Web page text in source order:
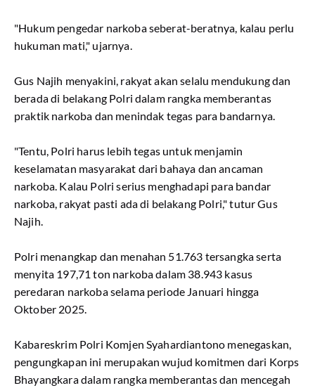
"Hukum pengedar narkoba seberat-beratnya, kalau perlu
hukuman mati," ujarnya.
Gus Najih menyakini, rakyat akan selalu mendukung dan
berada di belakang Polri dalam rangka memberantas
praktik narkoba dan menindak tegas para bandarnya.
"Tentu, Polri harus lebih tegas untuk menjamin
keselamatan masyarakat dari bahaya dan ancaman
narkoba. Kalau Polri serius menghadapi para bandar
narkoba, rakyat pasti ada di belakang Polri," tutur Gus
Najih.
Polri menangkap dan menahan 51.763 tersangka serta
menyita 197,71 ton narkoba dalam 38.943 kasus
peredaran narkoba selama periode Januari hingga
Oktober 2025.
Kabareskrim Polri Komjen Syahardiantono menegaskan,
pengungkapan ini merupakan wujud komitmen dari Korps
Bhayangkara dalam rangka memberantas dan mencegah